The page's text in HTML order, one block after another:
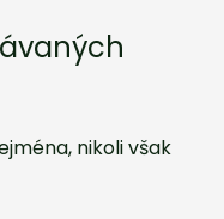
nikoli však